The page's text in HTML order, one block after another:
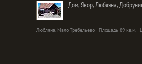
Дом, Явор, Любляна,
Любляна, Мало Требельево - Площадь 89 кв.м. -